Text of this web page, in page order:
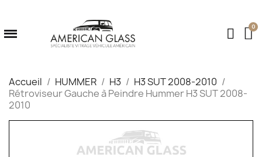
Accueil HUMMER H3
H3 SUT 2008-2010
Rétroviseur Gauche à Peindre Hummer H3 SUT 2008-
2010